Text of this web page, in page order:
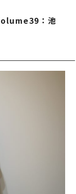
：池